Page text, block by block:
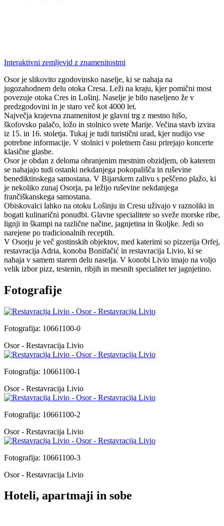
Interaktivni zemljevid z znamenitostmi
Osor je slikovito zgodovinsko naselje, ki se nahaja na
jugozahodnem delu otoka Cresa. Leži na kraju, kjer pomični most
povezuje otoka Cres in Lošinj. Naselje je bilo naseljeno že v
predzgodovini in je staro več kot 4000 let.
Največja krajevna znamenitost je glavni trg z mestno hišo,
škofovsko palačo, ložo in stolnico svete Marije. Večina stavb izvira
iz 15. in 16. stoletja. Tukaj je tudi turistični urad, kjer nudijo vse
potrebne informacije. V stolnici v poletnem času prirejajo koncerte
klasične glasbe.
Osor je obdan z deloma ohranjenim mestnim obzidjem, ob katerem
se nahajajo tudi ostanki nekdanjega pokopališča in ruševine
benediktinskega samostana. V Bijarskem zalivu s peščeno plažo, ki
je nekoliko zunaj Osorja, pa ležijo ruševine nekdanjega
frančiškanskega samostana.
Obiskovalci lahko na otoku Lošinju in Cresu uživajo v raznoliki in
bogati kulinarični ponudbi. Glavne specialitete so sveže morske ribe,
lignji in škampi na različne načine, jagnjetina in školjke. Jedi so
narejene po tradicionalnih receptih.
V Osorju je več gostinskih objektov, med katerimi so pizzerija Orfej,
restavracija Adria, konoba Bonifačić in restavracija Livio, ki se
nahaja v samem starem delu naselja. V konobi Livio imajo na voljo
velik izbor pizz, testenin, ribjih in mesnih specialitet ter jagnjetino.
Fotografije
Fotografija: 10661100-0
Osor - Restavracija Livio
Fotografija: 10661100-1
Osor - Restavracija Livio
Fotografija: 10661100-2
Osor - Restavracija Livio
Fotografija: 10661100-3
Osor - Restavracija Livio
Hoteli, apartmaji in sobe